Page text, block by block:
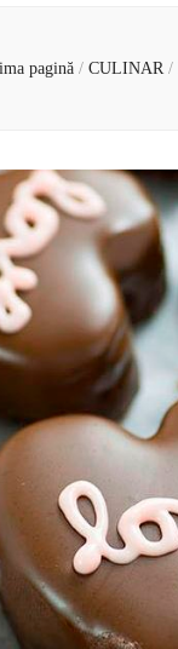
pagină / CULINAR /